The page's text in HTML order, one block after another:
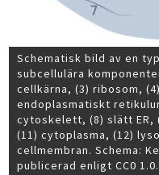
Schematisk bild av en
subcellulära
cellkärna, (3) ribosom,
endoplasmatiskt
cytoskelett, (8) slätt ER,
(11) cytoplasma, (12)
cellmembran. Schema:
publicerad enligt CC0 1.0.